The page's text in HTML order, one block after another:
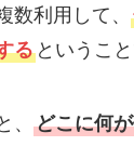
数利用して、
るということ
、 どこに何